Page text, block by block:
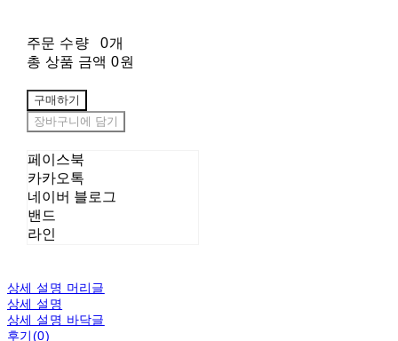
주문 수량
0개
총 상품 금액 0원
구매하기
장바구니에 담기
페이스북
카카오톡
네이버 블로그
밴드
라인
상세 설명 머리글
상세 설명
상세 설명 바닥글
후기(0)